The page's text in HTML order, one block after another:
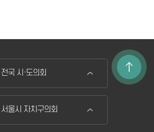
전국 시·도의회
서울시 자치구의회